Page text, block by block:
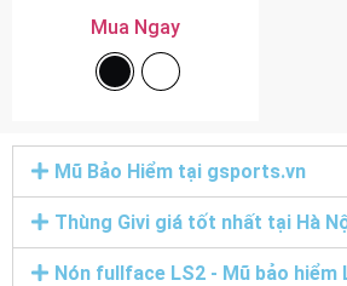
Mua Ngay
Mũ Bảo Hiểm tại gsports.vn
Thùng Givi giá tốt nhất tại Hà
Nón fullface LS2 - Mũ bảo hiểm